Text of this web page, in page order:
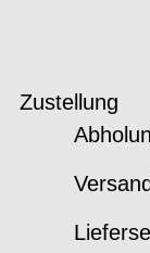
Zustellung
Versand